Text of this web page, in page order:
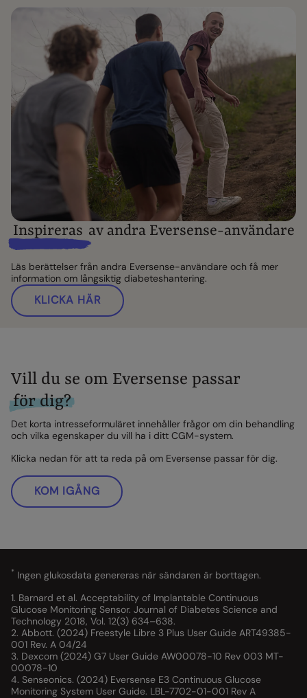
Inspireras av andra Eversense-användare
Läs berättelser från andra Eversense-användare och få mer
information om långsiktig diabeteshantering.
KLICKA HÄR
Vill du se om Eversense passar
för dig?
Det korta intresseformuläret innehåller frågor om din behandling
och vilka egenskaper du vill ha i ditt CGM-system.
Klicka nedan för att ta reda på om Eversense passar för dig.
KOM IGÅNG
* Ingen glukosdata genereras när sändaren är borttagen.
1. Barnard et al. Acceptability of Implantable Continuous
Glucose Monitoring Sensor. Journal of Diabetes Science and
Technology 2018, Vol. 12(3) 634–638.
2. Abbott. (2024) Freestyle Libre 3 Plus User Guide ART49385-
001 Rev. A 04/24
3. Dexcom (2024) G7 User Guide AW00078-10 Rev 003 MT-
00078-10
4. Senseonics. (2024) Eversense E3 Continuous Glucose
Monitoring System User Guide. LBL-7702-01-001 Rev A